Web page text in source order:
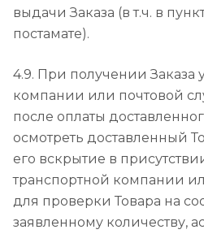
выдачи Заказа (в т.ч. в
постамате).
4.9. При получении Заказа
компании или почтовой
после оплаты
осмотреть доставленный
его вскрытие в
транспортной компании
для проверки Товара на
заявленному количеству,